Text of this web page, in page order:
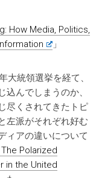
How Media, Politics,
」
大統領選挙を経て、
んでしまうのか、
尽くされてきたトピ
左派がそれぞれ好む
ィアの違いについて
Polarized
in the United